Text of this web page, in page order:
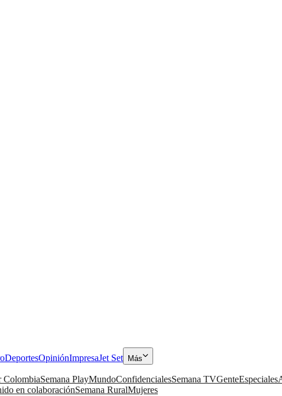
DeportesOpiniónImpresaJet Set Más
ColombiaSemana PlayMundoConfidencialesSemana TVGenteEspeciales
en colaboraciónSemana RuralMujeres